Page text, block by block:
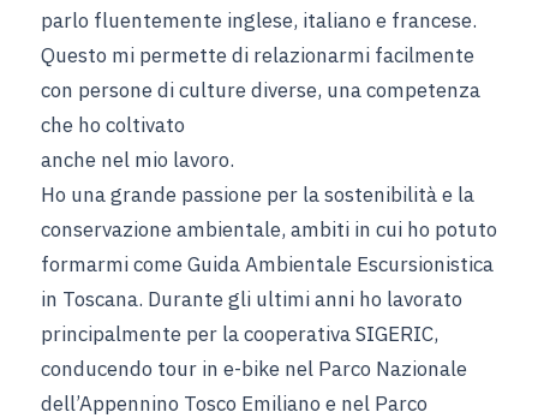
parlo fluentemente inglese, italiano e francese.
Questo mi permette di relazionarmi facilmente
con persone di culture diverse, una competenza
che ho coltivato
anche nel mio lavoro.
Ho una grande passione per la sostenibilità e la
conservazione ambientale, ambiti in cui ho potuto
formarmi come Guida Ambientale Escursionistica
in Toscana. Durante gli ultimi anni ho lavorato
principalmente per la cooperativa SIGERIC,
conducendo tour in e-bike nel Parco Nazionale
dell’Appennino Tosco Emiliano e nel Parco